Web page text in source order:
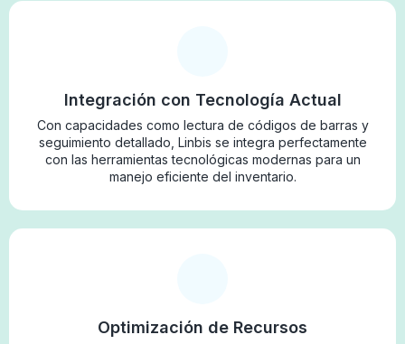
Integración con Tecnología Actual
Con capacidades como lectura de códigos de barras y
seguimiento detallado, Linbis se integra perfectamente
con las herramientas tecnológicas modernas para un
manejo eficiente del inventario.
Optimización de Recursos